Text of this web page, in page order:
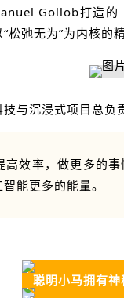
Gollob打造
弛无为”为内核的精
与沉浸式项目总负
高效率，做更多的
能更多的能量。
聪明小马拥有神